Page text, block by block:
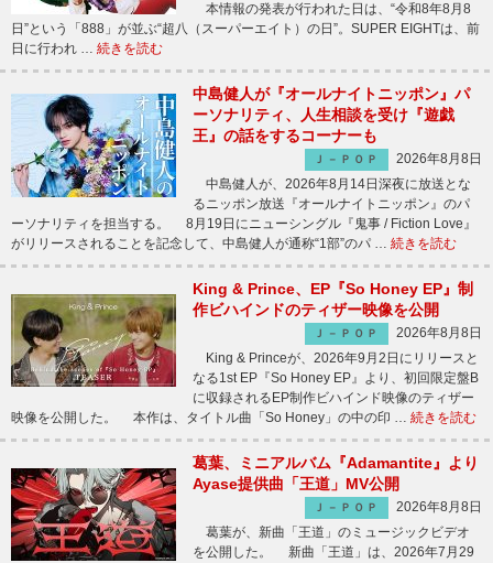
本情報の発表が行われた日は、“令和8年8月8
日”という「888」が並ぶ“超八（スーパーエイト）の日”。SUPER EIGHTは、前
日に行われ … 続きを読む
中島健人が『オールナイトニッポン』パ
ーソナリティ、人生相談を受け『遊戯
王』の話をするコーナーも
Ｊ－ＰＯＰ
2026年8月8日
中島健人が、2026年8月14日深夜に放送とな
るニッポン放送『オールナイトニッポン』のパ
ーソナリティを担当する。 8月19日にニューシングル『鬼事 / Fiction Love』
がリリースされることを記念して、中島健人が通称“1部”のパ … 続きを読む
King & Prince、EP『So Honey EP』制
作ビハインドのティザー映像を公開
Ｊ－ＰＯＰ
2026年8月8日
King & Princeが、2026年9月2日にリリースと
なる1st EP『So Honey EP』より、初回限定盤B
に収録されるEP制作ビハインド映像のティザー
映像を公開した。 本作は、タイトル曲「So Honey」の中の印 … 続きを読む
葛葉、ミニアルバム『Adamantite』より
Ayase提供曲「王道」MV公開
Ｊ－ＰＯＰ
2026年8月8日
葛葉が、新曲「王道」のミュージックビデオ
を公開した。 新曲「王道」は、2026年7月29